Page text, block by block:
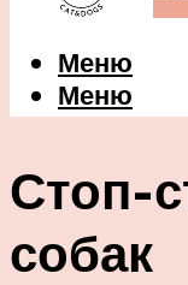
Меню
Меню
Стоп-
собак